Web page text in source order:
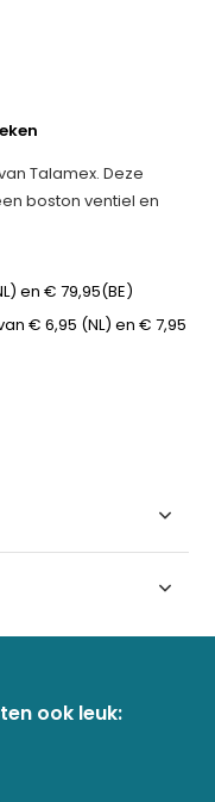
Talamex. Deze
boston ventiel en
en € 79,95(BE)
€ 6,95 (NL) en € 7,95
ook leuk: